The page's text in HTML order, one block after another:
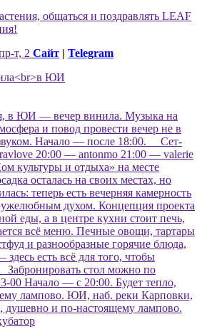
общаться и поздравлять LEAF
т, 2 Сайт | Telegram
в ЮИ — вечер винила. Музыка на
и повод провести вечер не в
Начало — после 18:00. Сет-
20:00 — antonmo 21:00 — valerie
и отдыха» на месте
осталась на своих местах, но
теперь есть вечерняя камерность
духом. Концепция проекта
еды, а в центре кухни стоит печь,
всё меню. Печные овощи, тартары
и разнообразные горячие блюда,
есть всё для того, чтобы
Забронировать стол можно по
00 Начало — с 20:00. Будет тепло,
лампово. ЮИ, наб. реки Карповки,
душевно и по-настоящему лампово.